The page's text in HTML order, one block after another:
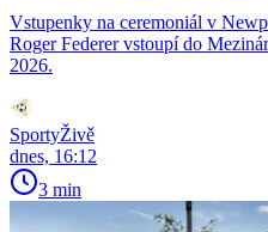
Vstupenky na ceremoniál v
Roger Federer vstoupí do
2026.
SportyŽivě
dnes, 16:12
3 min